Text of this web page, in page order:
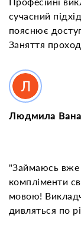
сучасний
пояснює
Заняття
Людмила
"Займаюсь вже
компліменти
мовою!
дивляться по